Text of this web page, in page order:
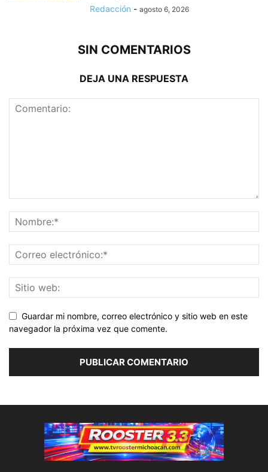
Redacción - agosto 6, 2026
SIN COMENTARIOS
DEJA UNA RESPUESTA
Guardar mi nombre, correo electrónico y sitio web en este
navegador la próxima vez que comente.